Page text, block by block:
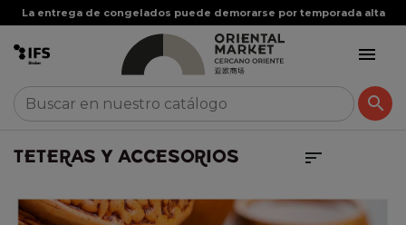


TETERAS Y ACCESORIOS 